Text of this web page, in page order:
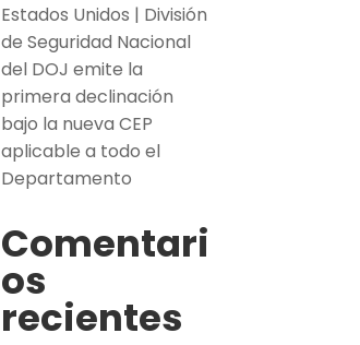
Estados Unidos | División
de Seguridad Nacional
del DOJ emite la
primera declinación
bajo la nueva CEP
aplicable a todo el
Departamento
Comentari
os
recientes